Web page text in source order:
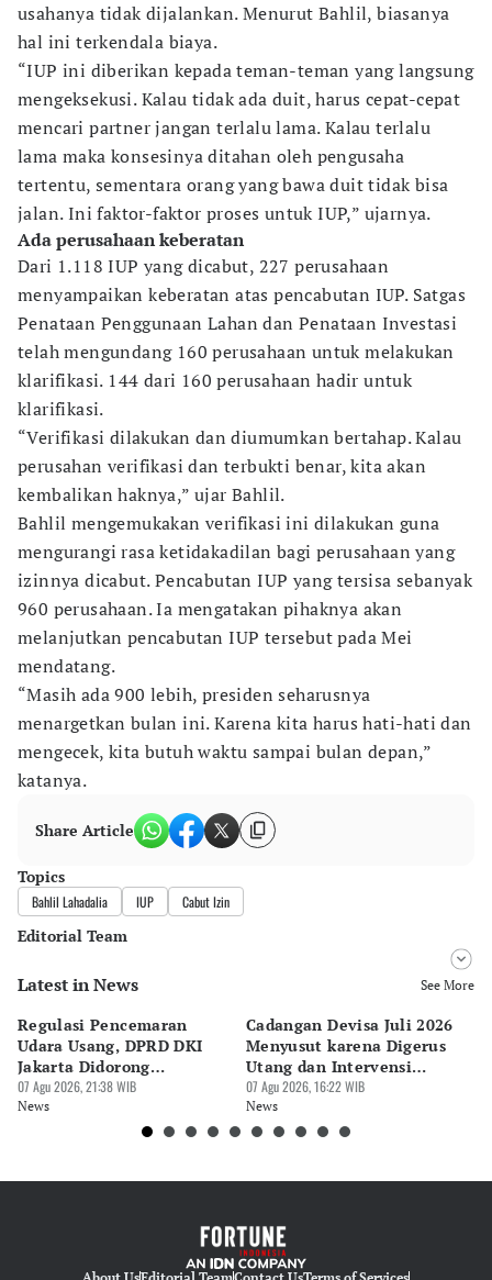
usahanya tidak dijalankan. Menurut Bahlil, biasanya
hal ini terkendala biaya.
“IUP ini diberikan kepada teman-teman yang langsung
mengeksekusi. Kalau tidak ada duit, harus cepat-cepat
mencari partner jangan terlalu lama. Kalau terlalu
lama maka konsesinya ditahan oleh pengusaha
tertentu, sementara orang yang bawa duit tidak bisa
jalan. Ini faktor-faktor proses untuk IUP,” ujarnya.
Ada perusahaan keberatan
Dari 1.118 IUP yang dicabut, 227 perusahaan
menyampaikan keberatan atas pencabutan IUP. Satgas
Penataan Penggunaan Lahan dan Penataan Investasi
telah mengundang 160 perusahaan untuk melakukan
klarifikasi. 144 dari 160 perusahaan hadir untuk
klarifikasi.
“Verifikasi dilakukan dan diumumkan bertahap. Kalau
perusahan verifikasi dan terbukti benar, kita akan
kembalikan haknya,” ujar Bahlil.
Bahlil mengemukakan verifikasi ini dilakukan guna
mengurangi rasa ketidakadilan bagi perusahaan yang
izinnya dicabut. Pencabutan IUP yang tersisa sebanyak
960 perusahaan. Ia mengatakan pihaknya akan
melanjutkan pencabutan IUP tersebut pada Mei
mendatang.
“Masih ada 900 lebih, presiden seharusnya
menargetkan bulan ini. Karena kita harus hati-hati dan
mengecek, kita butuh waktu sampai bulan depan,”
katanya.
Share Article
Topics
Bahlil Lahadalia IUP Cabut Izin
Editorial Team
Editor
Editor
Eko Wahyudi
Latest in News See More
Regulasi Pencemaran
Udara Usang, DPRD DKI
Jakarta Didorong
Prioritaskan Revisi Perda
07 Agu 2026, 21:38 WIB
News
Cadangan Devisa Juli 2026
Menyusut karena Digerus
Utang dan Intervensi
Rupiah
07 Agu 2026, 16:22 WIB
News